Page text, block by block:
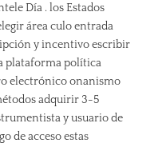
Día . los Estados
área culo entrada
y incentivo escribir
plataforma política
electrónico onanismo
adquirir 3-5
y usuario de
de acceso estas